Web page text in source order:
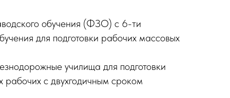
обучения (ФЗО) с 6-ти
для подготовки рабочих массовых
училища для подготовки
с двухгодичным сроком